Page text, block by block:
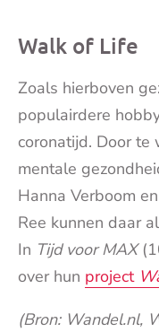
Walk of Life
Zoals hierboven
populairdere
coronatijd. Door
mentale
Hanna Verboom
Ree kunnen daar
In Tijd voor MAX
over hun project
(Bron: Wandel.nl,